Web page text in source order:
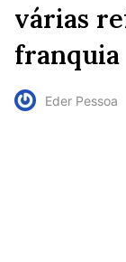
várias
franquia
Eder Pessoa